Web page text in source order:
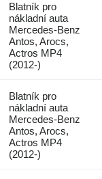
Blatník pro
nákladní auta
Mercedes-Benz
Antos, Arocs,
Actros MP4
(2012-)
Blatník pro
nákladní auta
Mercedes-Benz
Antos, Arocs,
Actros MP4
(2012-)